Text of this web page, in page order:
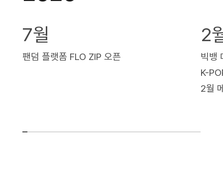
7월
팬덤 플랫폼 FLO ZIP 오픈
2
빅뱅
K-
2월